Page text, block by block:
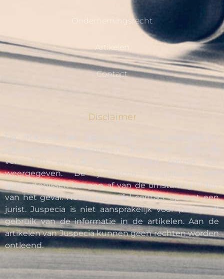
Ondernemingsrecht
Artikelen
Contact
Disclaimer
De artikelen van Juspecia zijn met aandacht en
zorgvuldigheid geschreven. Toch kan informatie
verouderd zijn of niet helemaal correct zijn
weergegeven. De juridische kwalificatie van
gebeurtenissen hangen af van de omstandigheden
van het geval. Neem bij twijfel contact op met een
jurist. Juspecia is niet aansprakelijk voor (verkeerd)
gebruik van de informatie in de artikelen. Aan de
artikelen van Juspecia kunnen geen rechten worden
ontleend.